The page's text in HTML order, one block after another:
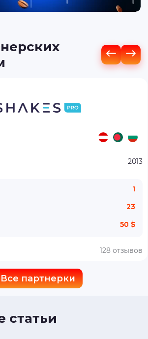
2013
1
23
50 $
128 отзывов
Все партнерки
статьи